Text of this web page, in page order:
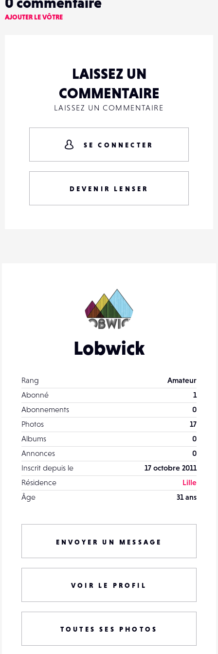
Lobwick
Rang
Amateur
Abonné
1
Abonnements
0
Photos
17
Albums
0
Annonces
0
Inscrit depuis le
17 octobre 2011
Résidence
Lille
Âge
31 ans
ENVOYER UN MESSAGE
VOIR LE PROFIL
TOUTES SES PHOTOS
AJOUTER LE VÔTRE
LAISSEZ UN
COMMENTAIRE
LAISSEZ UN COMMENTAIRE
SE CONNECTER
DEVENIR LENSER